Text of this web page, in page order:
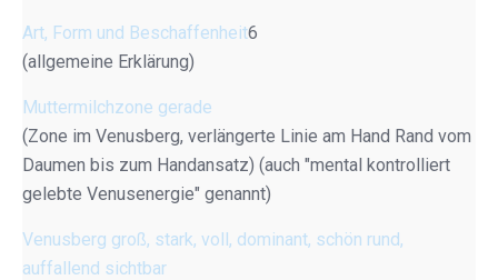
Art, Form und Beschaffenheit6
(allgemeine Erklärung)
Muttermilchzone gerade
(Zone im Venusberg, verlängerte Linie am Hand Rand vom
Daumen bis zum Handansatz) (auch "mental kontrolliert
gelebte Venusenergie" genannt)
Venusberg groß, stark, voll, dominant, schön rund,
auffallend sichtbar